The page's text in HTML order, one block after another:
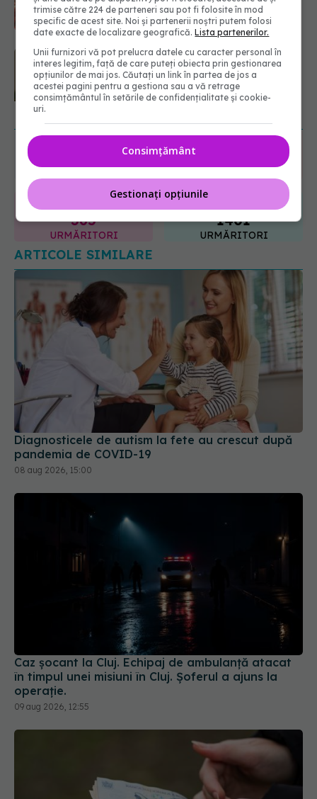
este inofensiv
09.08.2026, 14:05
Greșeala periculoasă făcută de
bolnavii de rinichi în timpul caniculei
09.08.2026, 16:00
URMĂREȘTE-NE ȘI PE:
URMĂRITORI
365
URMĂRITORI
1401
URMĂRITORI
ARTICOLE SIMILARE
Diagnosticele de autism la fete au crescut după
pandemia de COVID-19
08 aug 2026, 15:00
Caz șocant la Cluj. Echipaj de ambulanță atacat
în timpul unei misiuni în Cluj. Șoferul a ajuns la
operație.
09 aug 2026, 12:55
trimise către 224 de parteneri sau pot fi folosite în mod
specific de acest site. Noi și partenerii noștri putem folosi
date exacte de localizare geografică.Lista partenerilor.
Unii furnizori vă pot prelucra datele cu caracter personal în
interes legitim, față de care puteți obiecta prin gestionarea
opțiunilor de mai jos. Căutați un link în partea de jos a
acestei pagini pentru a gestiona sau a vă retrage
consimțământul în setările de confidențialitate și cookie-
uri.
Consimțământ
Gestionați opțiunile